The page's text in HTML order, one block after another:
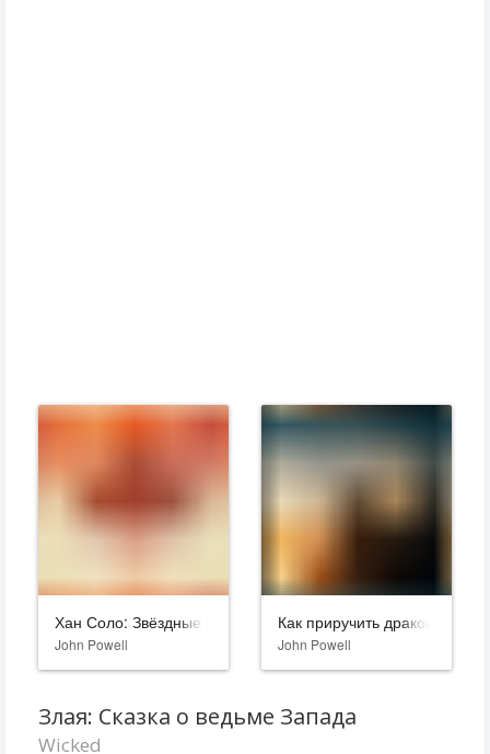
Хан Соло: Звёздные Войны. Истории
John Powell
Как приручить дракона
John Powell
Злая: Сказка о ведьме Запада
Wicked